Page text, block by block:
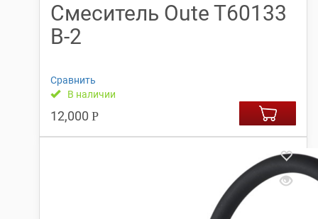
Смеситель Oute T60133
В-2
Сравнить
В наличии
12,000 Р